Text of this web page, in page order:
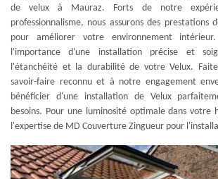
de velux à Mauraz. Forts de notre
professionnalisme, nous assurons des prestations
pour améliorer votre environnement intérieur.
l'importance d'une installation précise et
l'étanchéité et la durabilité de votre Velux.
savoir-faire reconnu et à notre engagement
bénéficier d'une installation de Velux
besoins. Pour une luminosité optimale dans votre
l'expertise de MD Couverture Zingueur pour